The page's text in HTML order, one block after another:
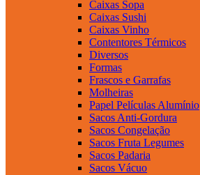
Caixas Sopa
Caixas Sushi
Caixas Vinho
Contentores Térmicos
Diversos
Formas
Frascos e Garrafas
Molheiras
Papel Películas Alumínio
Sacos Anti-Gordura
Sacos Congelação
Sacos Fruta Legumes
Sacos Padaria
Sacos Vácuo